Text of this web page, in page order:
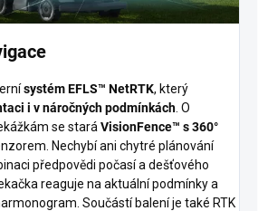
systém EFLS™ NetRTK, který
i v náročných podmínkách . O
se stará VisionFence™ s 360°
Nechybí ani chytré plánování
předpovědi počasí a dešťového
reaguje na aktuální podmínky a
Součástí balení je také RTK